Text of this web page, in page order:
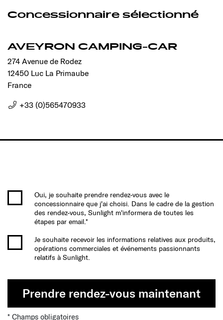
Concessionnaire sélectionné
AVEYRON CAMPING-CAR
274 Avenue de Rodez
12450 Luc La Primaube
France
+33 (0)565470933
Oui, je souhaite prendre rendez-vous avec le
concessionnaire que j'ai choisi. Dans le cadre de la gestion
des rendez-vous, Sunlight m'informera de toutes les
étapes par email.*
Je souhaite recevoir les informations relatives aux produits,
opérations commerciales et événements passionnants
relatifs à Sunlight.
Prendre rendez-vous maintenant
* Champs obligatoires